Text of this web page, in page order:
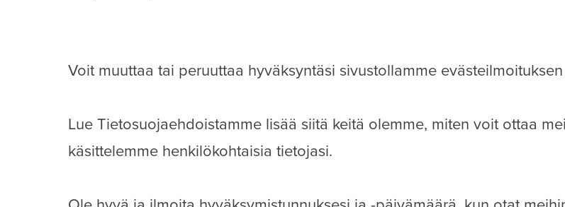
Voit muuttaa tai peruuttaa hyväksyntäsi sivustollamme
Lue Tietosuojaehdoistamme lisää siitä keitä olemme, miten voit ottaa
käsittelemme henkilökohtaisia tietojasi.